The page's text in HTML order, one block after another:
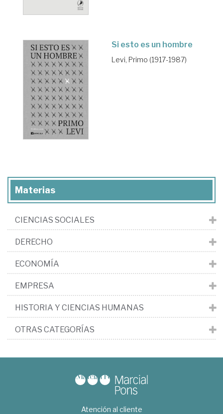
Si esto es un hombre
Levi, Primo (1917-1987)
Materias
CIENCIAS SOCIALES
DERECHO
ECONOMÍA
EMPRESA
HISTORIA Y CIENCIAS HUMANAS
OTRAS CATEGORÍAS
Atención al cliente